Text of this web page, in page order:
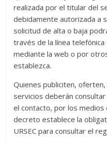
realizada por el titular del
debidamente autorizada a
solicitud de alta o baja
través de la línea
mediante la web o por
establezca.
Quienes publiciten,
servicios deberán
el contacto, por los medios
decreto establece la
URSEC para consultar el